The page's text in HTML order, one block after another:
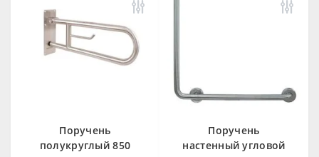
Поручень
полукруглый 850
Поручень
настенный угловой